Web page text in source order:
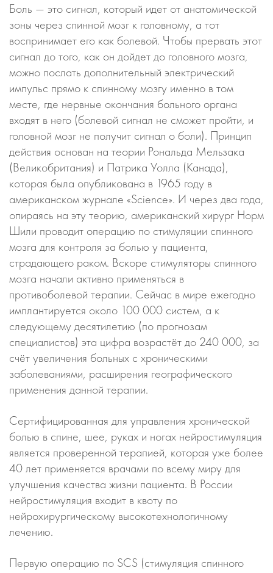
Боль — это сигнал, который идет от анатомической
зоны через спинной мозг к головному, а тот
воспринимает его как болевой. Чтобы прервать этот
сигнал до того, как он дойдет до головного мозга,
можно послать дополнительный электрический
импульс прямо к спинному мозгу именно в том
месте, где нервные окончания больного органа
входят в него (болевой сигнал не сможет пройти, и
головной мозг не получит сигнал о боли). Принцип
действия основан на теории Рональда Мельзака
(Великобритания) и Патрика Уолла (Канада),
которая была опубликована в 1965 году в
американском журнале «Science». И через два года,
опираясь на эту теорию, американский хирург Норм
Шили проводит операцию по стимуляции спинного
мозга для контроля за болью у пациента,
страдающего раком. Вскоре стимуляторы спинного
мозга начали активно применяться в
противоболевой терапии. Сейчас в мире ежегодно
имплантируется около 100 000 систем, а к
следующему десятилетию (по прогнозам
специалистов) эта цифра возрастёт до 240 000, за
счёт увеличения больных с хроническими
заболеваниями, расширения географического
применения данной терапии.
Сертифицированная для управления хронической
болью в спине, шее, руках и ногах нейростимуляция
является проверенной терапией, которая уже более
40 лет применяется врачами по всему миру для
улучшения качества жизни пациента. В России
нейростимуляция входит в квоту по
нейрохирургическому высокотехнологичному
лечению.
Первую операцию по SCS (стимуляция спинного